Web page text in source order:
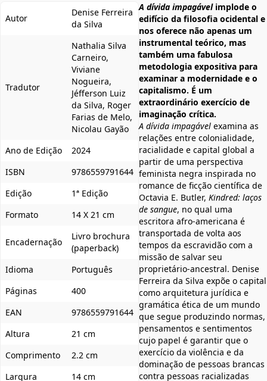
Autor
Denise Ferreira
da Silva
Tradutor
Nathalia Silva
Carneiro,
Viviane
Nogueira,
Jéfferson Luiz
da Silva, Roger
Farias de Melo,
Nicolau Gayão
Ano de Edição
2024
ISBN
9786559791644
Edição
1ª Edição
Formato
14 X 21 cm
Encadernação
Livro brochura
(paperback)
Idioma
Português
Páginas
400
EAN
9786559791644
Altura
21 cm
Comprimento
2.2 cm
Largura
14 cm
A dívida impagávelimplode o
edifício da filosofia ocidental e
nos oferece não apenas um
instrumental teórico, mas
também uma fabulosa
metodologia expositiva para
examinar a modernidade e o
capitalismo. É um
extraordinário exercício de
imaginação crítica.
A dívida impagável examina as
relações entre colonialidade,
racialidade e capital global a
partir de uma perspectiva
feminista negra inspirada no
romance de ficção científica de
Octavia E. Butler, Kindred: laços
de sangue, no qual uma
escritora afro-americana é
transportada de volta aos
tempos da escravidão com a
missão de salvar seu
proprietário-ancestral. Denise
Ferreira da Silva expõe o capital
como arquitetura jurídica e
gramática ética de um mundo
que segue produzindo normas,
pensamentos e sentimentos
cujo papel é garantir que o
exercício da violência e da
dominação de pessoas brancas
contra pessoas racializadas